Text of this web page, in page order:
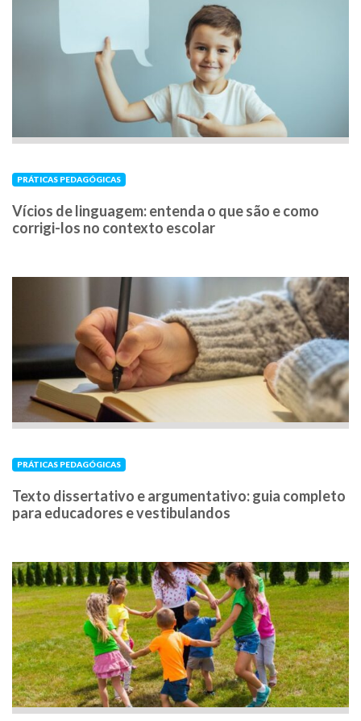
PRÁTICAS PEDAGÓGICAS
Vícios de linguagem: entenda o que são e como
corrigi-los no contexto escolar
PRÁTICAS PEDAGÓGICAS
Texto dissertativo e argumentativo: guia completo
para educadores e vestibulandos